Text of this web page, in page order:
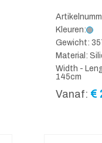
Kleuren:
Gewicht:
Material:
Width -
145cm
Vanaf: €